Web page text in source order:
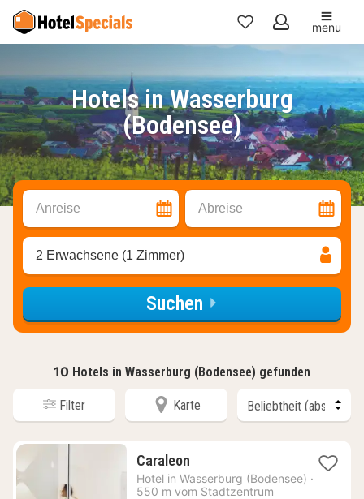
Meine
menu
Hotels in Wasserburg
(Bodensee)
Anreise Abreise
2 Erwachsene (1 Zimmer)
Suchen
10 Hotels in Wasserburg (Bodensee) gefunden
Filter Karte
Caraleon1
Nacht
ab
Hotel in Wasserburg (Bodensee) ·
550 m vom Stadtzentrum